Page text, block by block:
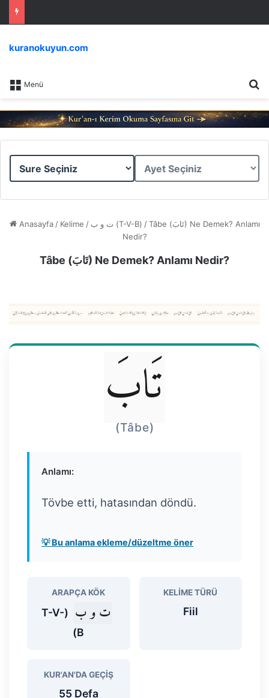
Menü
kuranokuyun.com
Sure
Ayet
Anasayfa / Kelime / ت و ب (T-V-B) / Tâbe (تَابَ) Ne Demek? Anlamı
Nedir?
Tâbe (تَابَ) Ne Demek? Anlamı Nedir?
تَابَ
(Tâbe)
Anlamı:
Tövbe etti, hatasından döndü.
💡 Bu anlama ekleme/düzeltme öner
ARAPÇA KÖK
ت و ب
(T-V-
B)
KELIME TÜRÜ
Fiil
KUR'AN'DA GEÇIŞ
55 Defa